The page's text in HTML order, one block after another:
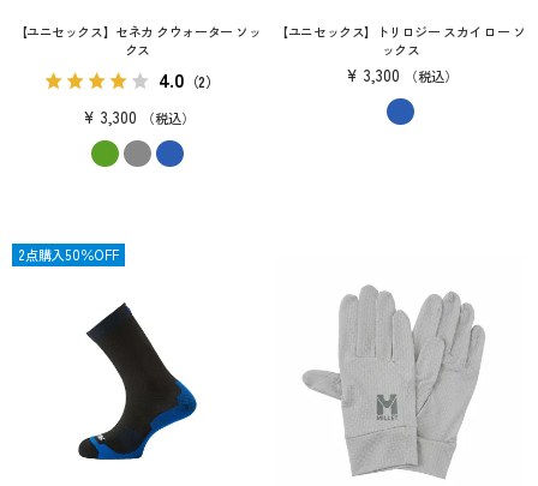
【ユニセックス】セネカ クウォーター ソッ
クス
4.0 （2）
¥ 3,300 税込
【ユニセックス】トリロジー スカイ ロー ソ
ックス
¥ 3,300 税込
限定
2点購入50％OFF